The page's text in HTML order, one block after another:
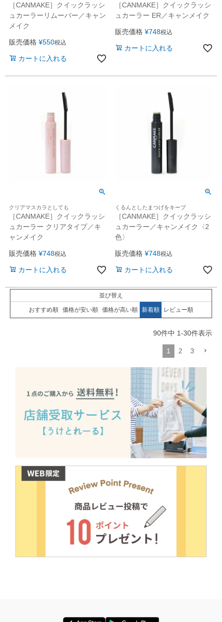
［CANMAKE］クイックラッシ
ュカーラーリムーバー／キャン
メイク
販売価格 ¥550税込
カートに入れる
［CANMAKE］クイックラッシ
ュカーラー ER／キャンメイク
販売価格 ¥748税込
カートに入れる
クリアマスカラとしても
［CANMAKE］クイックラッシ
ュカーラー クリアタイプ／キ
ャンメイク
販売価格 ¥748税込
カートに入れる
くるんとしたまつげをキープ
［CANMAKE］クイックラッシ
ュカーラー／キャンメイク〈2
色〉
販売価格 ¥748税込
カートに入れる
並び替え
おすすめ順 価格が安い順 価格が高い順 新着順 レビュー順
90件中 1-30件表示
1 2 3